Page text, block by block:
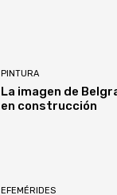
PINTURA
La imagen de
en construcción
EFEMÉRIDES